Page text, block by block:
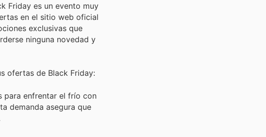
Friday es un evento muy
en el sitio web oficial
exclusivas que
ninguna novedad y
ofertas de Black Friday:
para enfrentar el frío con
demanda asegura que